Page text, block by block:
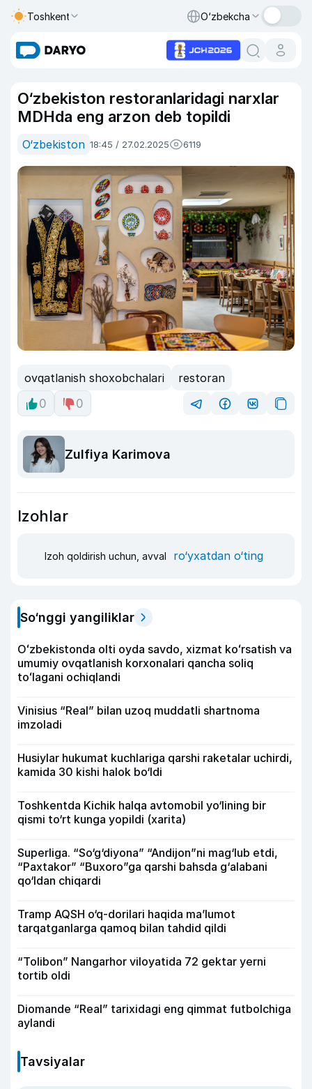
Toshkent O‘zbekcha
O‘zbekiston restoranlaridagi narxlar
MDHda eng arzon deb topildi
O‘zbekiston 18:45 / 27.02.2025 6119
ovqatlanish shoxobchalari
restoran
0
0
Zulfiya Karimova
Izohlar
Izoh qoldirish uchun, avval ro‘yxatdan o‘ting
So‘nggi yangiliklar
Oʻzbekistonda olti oyda savdo, xizmat koʻrsatish va
umumiy ovqatlanish korxonalari qancha soliq
toʻlagani ochiqlandi
Vinisius “Real” bilan uzoq muddatli shartnoma
imzoladi
Husiylar hukumat kuchlariga qarshi raketalar uchirdi,
kamida 30 kishi halok bo‘ldi
Toshkentda Kichik halqa avtomobil yo‘lining bir
qismi to‘rt kunga yopildi (xarita)
Superliga. “So‘g‘diyona” “Andijon”ni mag‘lub etdi,
“Paxtakor” “Buxoro”ga qarshi bahsda g‘alabani
qo‘ldan chiqardi
Tramp AQSH o‘q-dorilari haqida ma’lumot
tarqatganlarga qamoq bilan tahdid qildi
“Tolibon” Nangarhor viloyatida 72 gektar yerni
tortib oldi
Diomande “Real” tarixidagi eng qimmat futbolchiga
aylandi
Tavsiyalar